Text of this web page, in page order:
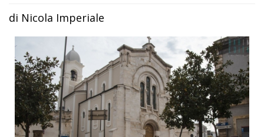
di Nicola Imperiale